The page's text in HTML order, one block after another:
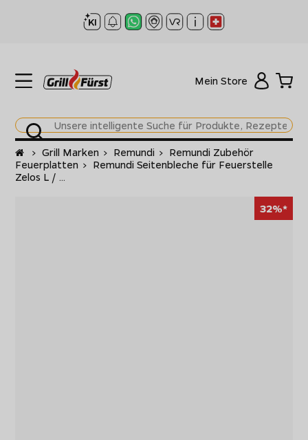
Mein Store
Startseite
> Grill Marken > Remundi > Remundi Zubehör
Feuerplatten > Remundi Seitenbleche für Feuerstelle
Zelos L / ...
32%*